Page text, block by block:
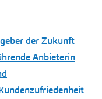
der Zukunft
Anbieterin